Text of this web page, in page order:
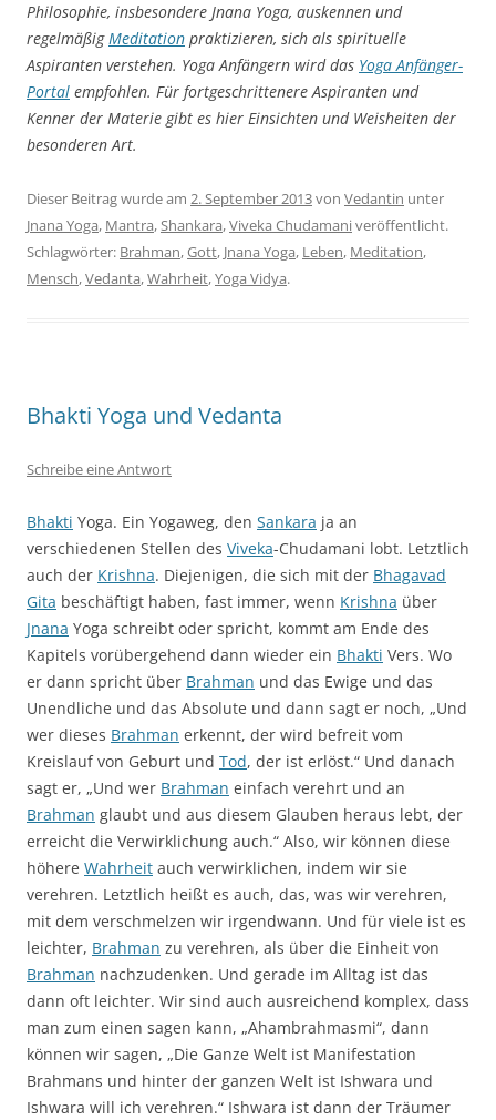
Philosophie, insbesondere Jnana Yoga, auskennen und
regelmäßigMeditation praktizieren, sich als spirituelle
Aspiranten verstehen. Yoga Anfängern wird das YogaAnfänger-
Portal empfohlen. Für fortgeschrittenere Aspiranten und
Kenner der Materie gibt es hier Einsichten und Weisheiten der
besonderen Art.
Dieser Beitrag wurde am 2. September 2013von Vedantin unter
Jnana Yoga, Mantra,Shankara,Viveka Chudamaniveröffentlicht.
Schlagwörter: Brahman,Gott, Jnana Yoga, Leben, Meditation,
Mensch,Vedanta,Wahrheit,Yoga Vidya.
Bhakti Yoga und Vedanta
Schreibe eine Antwort
Bhakti Yoga. Ein Yogaweg, den Sankara ja an
verschiedenen Stellen des Viveka-Chudamani lobt. Letztlich
auch der Krishna. Diejenigen, die sich mit der Bhagavad
Gita beschäftigt haben, fast immer, wenn Krishna über
Jnana Yoga schreibt oder spricht, kommt am Ende des
Kapitels vorübergehend dann wieder ein Bhakti Vers. Wo
er dann spricht über Brahman und das Ewige und das
Unendliche und das Absolute und dann sagt er noch, „Und
wer dieses Brahman erkennt, der wird befreit vom
Kreislauf von Geburt und Tod, der ist erlöst.“ Und danach
sagt er, „Und wer Brahman einfach verehrt und an
Brahman glaubt und aus diesem Glauben heraus lebt, der
erreicht die Verwirklichung auch.“ Also, wir können diese
höhere Wahrheit auch verwirklichen, indem wir sie
verehren. Letztlich heißt es auch, das, was wir verehren,
mit dem verschmelzen wir irgendwann. Und für viele ist es
leichter, Brahman zu verehren, als über die Einheit von
Brahman nachzudenken. Und gerade im Alltag ist das
dann oft leichter. Wir sind auch ausreichend komplex, dass
man zum einen sagen kann, „Ahambrahmasmi“, dann
können wir sagen, „Die Ganze Welt ist Manifestation
Brahmans und hinter der ganzen Welt ist Ishwara und
Ishwara will ich verehren.“ Ishwara ist dann der Träumer